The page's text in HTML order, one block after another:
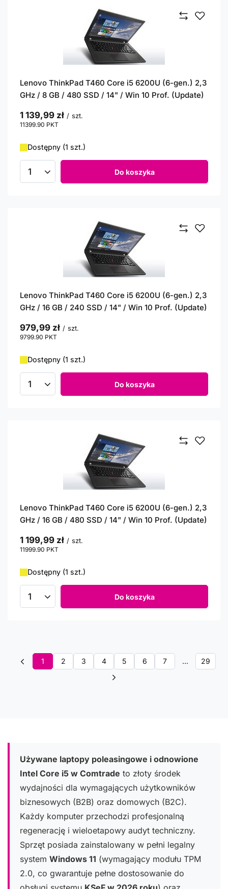
Lenovo ThinkPad T460 Core i5 6200U (6-gen.) 2,3
GHz / 8 GB / 480 SSD / 14" / Win 10 Prof. (Update)
1 139,99 zł / szt.
11399.90 PKT
Dostępny (1 szt.)
Ilość produktów Do koszyka
Lenovo ThinkPad T460 Core i5 6200U (6-gen.) 2,3
GHz / 16 GB / 240 SSD / 14" / Win 10 Prof. (Update)
979,99 zł / szt.
9799.90 PKT
Dostępny (1 szt.)
Ilość produktów Do koszyka
Lenovo ThinkPad T460 Core i5 6200U (6-gen.) 2,3
GHz / 16 GB / 480 SSD / 14" / Win 10 Prof. (Update)
1 199,99 zł / szt.
11999.90 PKT
Dostępny (1 szt.)
Ilość produktów Do koszyka
1 2 3 4 5 6 7 ... 29
Używane laptopy poleasingowe i odnowione
Intel Core i5 w Comtrade to złoty środek
wydajności dla wymagających użytkowników
biznesowych (B2B) oraz domowych (B2C).
Każdy komputer przechodzi profesjonalną
regenerację i wieloetapowy audyt techniczny.
Sprzęt posiada zainstalowany w pełni legalny
system Windows 11 (wymagający modułu TPM
2.0, co gwarantuje pełne dostosowanie do